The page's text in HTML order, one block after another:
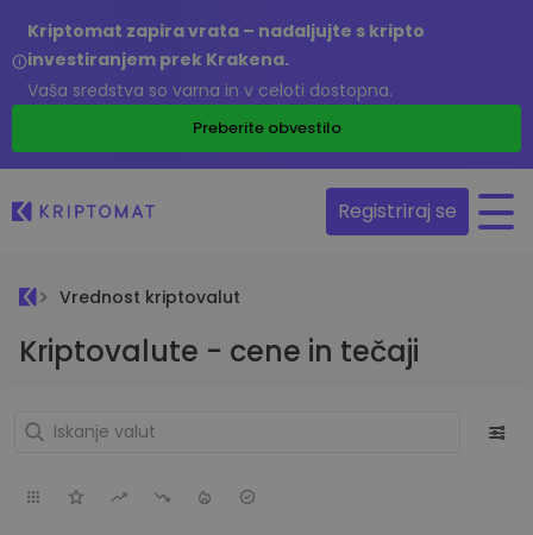
Kriptomat zapira vrata – nadaljujte s kripto
investiranjem prek Krakena.
Vaša sredstva so varna in v celoti dostopna.
Preberite obvestilo
Registriraj se
Vrednost kriptovalut
Kriptovalute - cene in tečaji